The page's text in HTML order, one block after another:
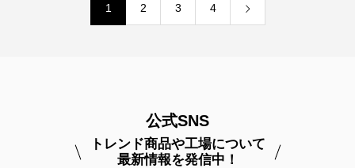
1 2 3 4
公式SNS
トレンド商品や工場について
最新情報を発信中！